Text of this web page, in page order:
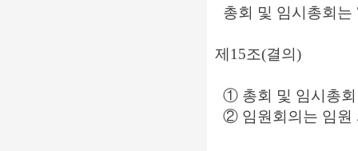
총회 및 임시총회는
제15조(결의)
① 총회 및 임시총회
② 임원회의는 임원